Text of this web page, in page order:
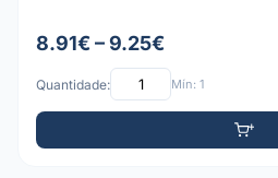
8.91€ – 9.25€
Quantidade: Mín: 1